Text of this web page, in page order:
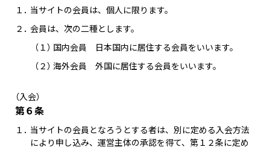
１．当サイトの会員は、個人に限ります。
２．会員は、次の二種とします。
（１）国内会員 日本国内に居住する会員をいいます。
（２）海外会員 外国に居住する会員をいいます。
（入会）
第６条
１．当サイトの会員となろうとする者は、別に定める入会方法
により申し込み、運営主体の承認を得て、第１２条に定め